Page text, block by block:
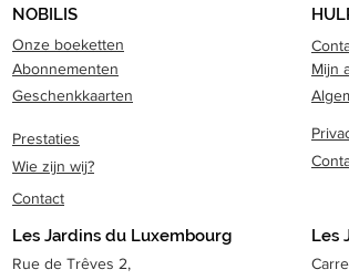
NOBILIS
Onze boeketten
Abonnementen
Mijn
Geschenkkaarten
Prestaties
Wie zijn wij?
Contact
Les Jardins du Luxembourg Les
Rue de Trêves 2,